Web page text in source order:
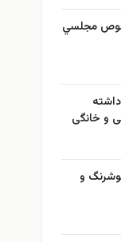
مجلسي
و خانگی
و